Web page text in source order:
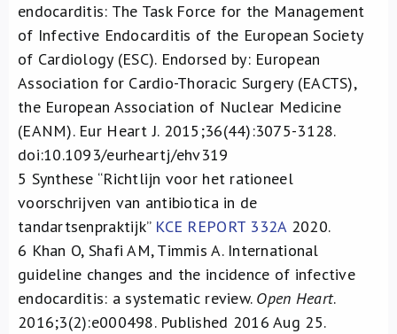
endocarditis: The Task Force for the Management
of Infective Endocarditis of the European Society
of Cardiology (ESC). Endorsed by: European
Association for Cardio-Thoracic Surgery (EACTS),
the European Association of Nuclear Medicine
(EANM). Eur Heart J. 2015;36(44):3075-3128.
doi:10.1093/eurheartj/ehv319
5 Synthese “Richtlijn voor het rationeel
voorschrijven van antibiotica in de
tandartsenpraktijk” KCE REPORT 332A2020.
6 Khan O, Shafi AM, Timmis A. International
guideline changes and the incidence of infective
endocarditis: a systematic review. Open Heart.
2016;3(2):e000498. Published 2016 Aug 25.